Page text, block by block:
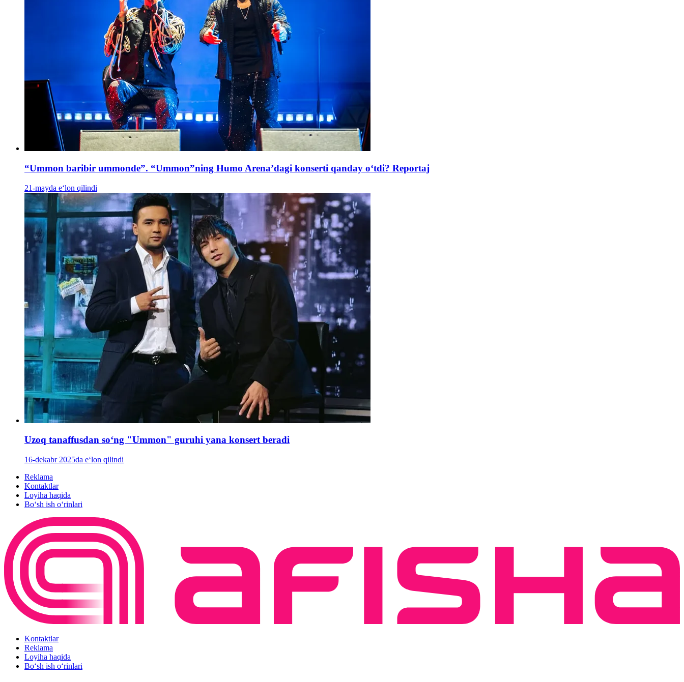
“Ummon baribir ummonde”. “Ummon”ning Humo Arena’dagi konserti qanday o‘tdi? Reportaj
21-mayda e‘lon qilindi
Uzoq tanaffusdan soʻng "Ummon" guruhi yana konsert beradi
16-dekabr 2025da e‘lon qilindi
Reklama
Kontaktlar
Loyiha haqida
Bo‘sh ish o‘rinlari
Kontaktlar
Reklama
Loyiha haqida
Bo‘sh ish o‘rinlari